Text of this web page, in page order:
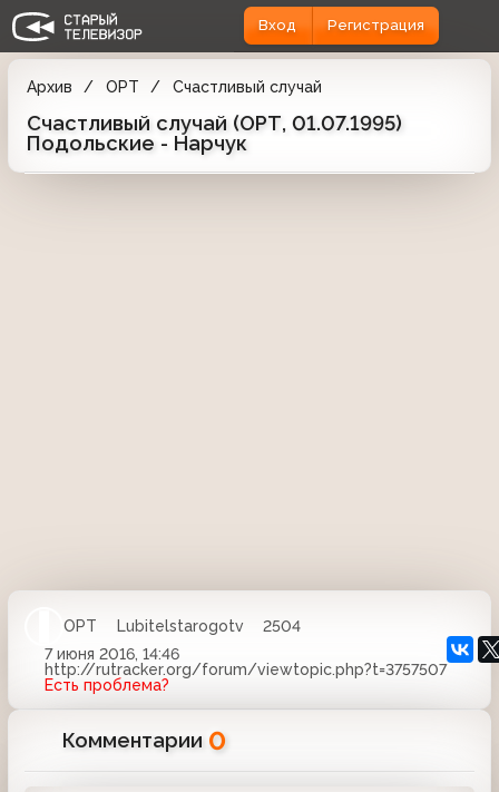
Вход Регистрация
Архив ОРТ Счастливый случай
Счастливый случай (ОРТ, 01.07.1995)
Подольские - Нарчук
ОРТ Lubitelstarogotv
2504
7 июня 2016, 14:46
http://rutracker.org/forum/viewtopic.php?t=3757507
Есть проблема?
Комментарии 0